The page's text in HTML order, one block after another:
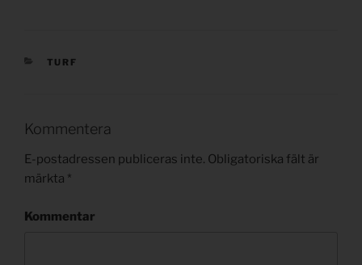
KATEGORIER
TURF
Kommentera
E-postadressen publiceras inte. Obligatoriska fält är
märkta *
Kommentar